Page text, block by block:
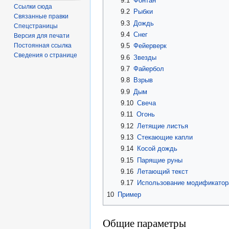
9.2
Рыбки
9.3 Дождь
9.4 Снег
9.5 Фейерверк
9.6 Звезды
9.7 Файербол
9.8
Взрыв
9.9 Дым
9.10 Свеча
9.11 Огонь
9.12 Летящие листья
9.13 Стекающие капли
9.14
Косой дождь
9.15 Парящие руны
9.16 Летающий текст
9.17
Использование
10 Пример
Общие параметры
Ссылки сюда
Связанные правки
Спецстраницы
Версия для печати
Постоянная ссылка
Сведения о странице